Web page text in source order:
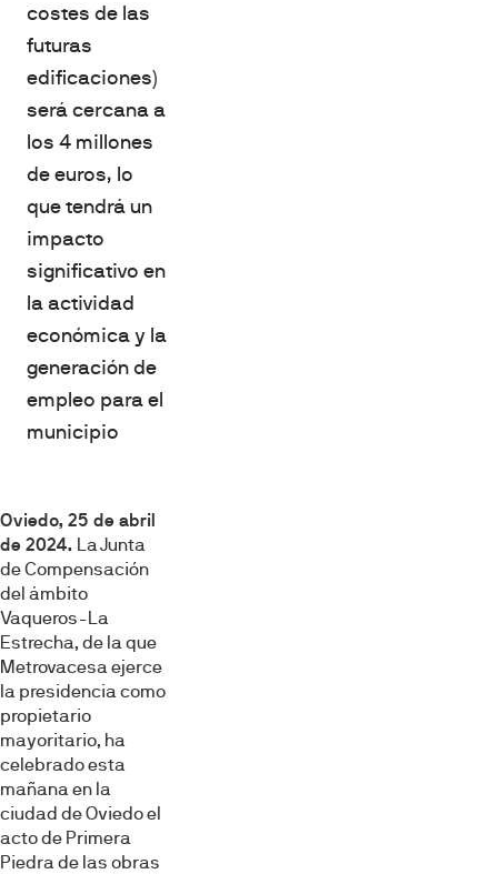
costes de las
futuras
edificaciones)
será cercana a
los 4 millones
de euros, lo
que tendrá un
impacto
significativo en
la actividad
económica y la
generación de
empleo para el
municipio
Oviedo, 25 de abril
de 2024. La Junta
de Compensación
del ámbito
Vaqueros-La
Estrecha, de la que
Metrovacesa ejerce
la presidencia como
propietario
mayoritario, ha
celebrado esta
mañana en la
ciudad de Oviedo el
acto de Primera
Piedra de las obras